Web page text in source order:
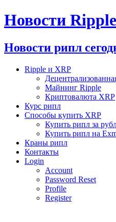
Новости
Новости рипл
Ripple и XRP
Майнинг Ripple
Криптовалюта XRP
Курс рипл
Способы купить XRP
Купить рипл за
Купить рипл на
Краны рипл
Контакты
Login
Account
Password Reset
Profile
Register